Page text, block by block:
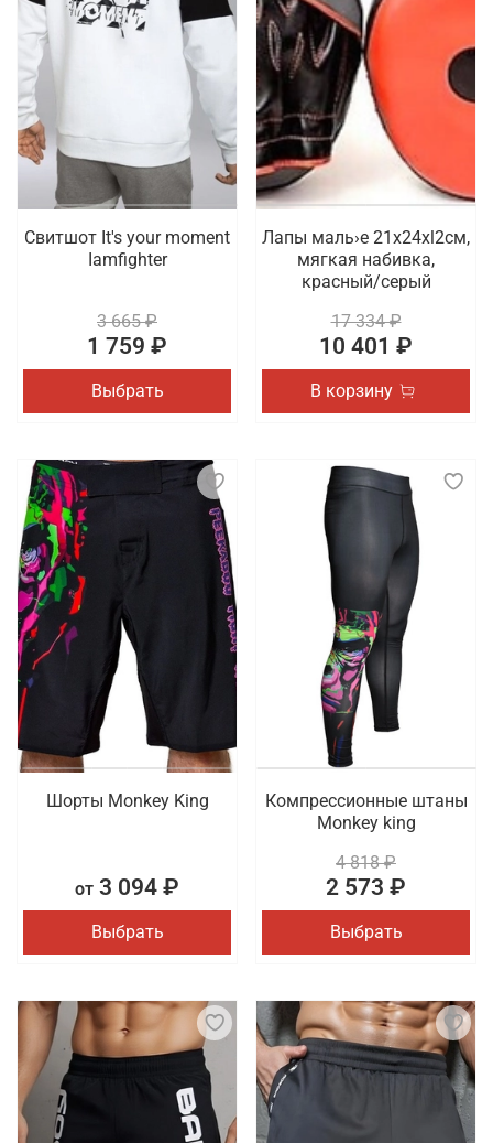
Свитшот It's your moment
Iamfighter
3 665 ₽
1 759 ₽
Выбрать
Лапы маль›е 21x24xl2cм,
мягкая набивка,
красный/серый
17 334 ₽
10 401 ₽
В корзину
Шорты Monkey King
от 3 094 ₽
Выбрать
Компрессионные штаны
Monkey king
4 818 ₽
2 573 ₽
Выбрать